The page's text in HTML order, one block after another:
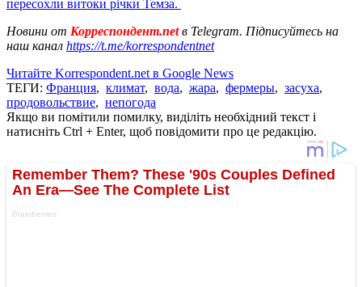
пересохли витоки річки Темза.
Новини от Корреспондент.netв Telegram. Підписуйтесь на
наш канал https://t.me/korrespondentnet
Читайте Korrespondent.net в Google News
ТЕГИ: Франция, климат, вода, жара, фермеры, засуха,
продовольствие, непогода
Якщо ви помітили помилку, виділіть необхідний текст і
натисніть Ctrl + Enter, щоб повідомити про це редакцію.